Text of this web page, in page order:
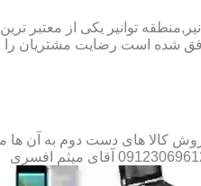
توانیر یکی از معتبر
شده است رضایت مشتریان را
کالا های دست دوم به آن ها